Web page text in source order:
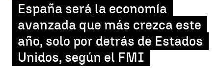
España será la economía
avanzada que más crezca este
año, solo por detrás de Estados
Unidos, según el FMI